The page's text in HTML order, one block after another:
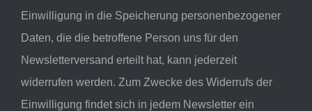
Einwilligung in die Speicherung personenbezogener
Daten, die die betroffene Person uns für den
Newsletterversand erteilt hat, kann jederzeit
widerrufen werden. Zum Zwecke des Widerrufs der
Einwilligung findet sich in jedem Newsletter ein